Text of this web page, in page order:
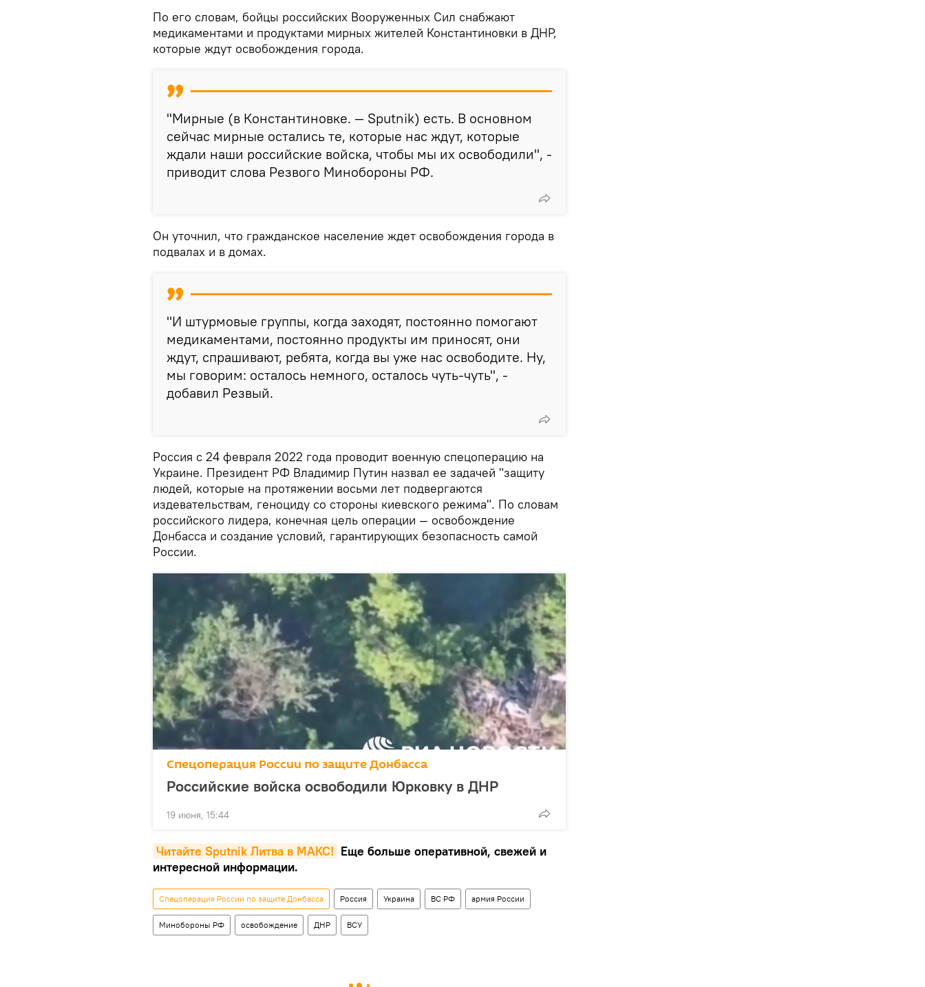
По его словам, бойцы российских Вооруженных Сил снабжают
медикаментами и продуктами мирных жителей Константиновки в ДНР,
которые ждут освобождения города.
"Мирные (в Константиновке. — Sputnik) есть. В основном
сейчас мирные остались те, которые нас ждут, которые
ждали наши российские войска, чтобы мы их освободили", -
приводит слова Резвого Минобороны РФ.
Он уточнил, что гражданское население ждет освобождения города в
подвалах и в домах.
"И штурмовые группы, когда заходят, постоянно помогают
медикаментами, постоянно продукты им приносят, они
ждут, спрашивают, ребята, когда вы уже нас освободите. Ну,
мы говорим: осталось немного, осталось чуть-чуть", -
добавил Резвый.
Россия с 24 февраля 2022 года проводит военную спецоперацию на
Украине. Президент РФ Владимир Путин назвал ее задачей "защиту
людей, которые на протяжении восьми лет подвергаются
издевательствам, геноциду со стороны киевского режима". По словам
российского лидера, конечная цель операции — освобождение
Донбасса и создание условий, гарантирующих безопасность самой
России.
Спецоперация России по защите Донбасса
Российские войска освободили Юрковку в ДНР
19 июня, 15:44
Читайте Sputnik Литва в MAКС! Еще больше оперативной, свежей и
интересной информации.
Спецоперация России по защите Донбасса Россия Украина ВС РФ армия России
Минобороны РФ освобождение ДНР ВСУ